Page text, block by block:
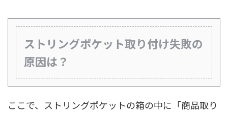
ストリングポケット取り付け失敗の
原因は？
ここで、ストリングポケットの箱の中に「商品取り